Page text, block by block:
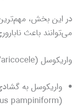
در این بخش،
می‌توانند باعث
واریکوسل (Varicocele)
واریکوسل به
(plexus pampiniform) در اسکروتوم گفته می‌شود.